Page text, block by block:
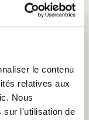
le contenu
relatives aux
Nous
sur l'utilisation de